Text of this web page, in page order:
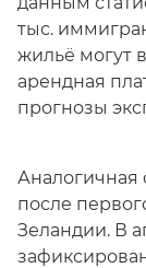
тыс.
жильё могут
арендная
прогнозы
Аналогичная
после
Зеландии. В